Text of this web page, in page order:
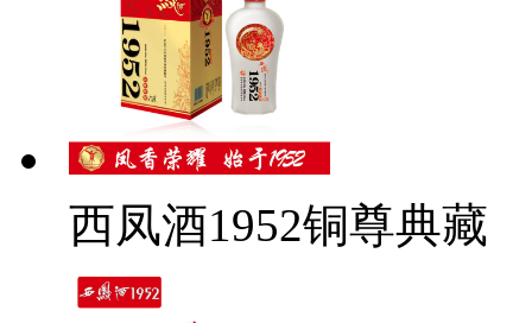
西凤酒1952铜尊典藏